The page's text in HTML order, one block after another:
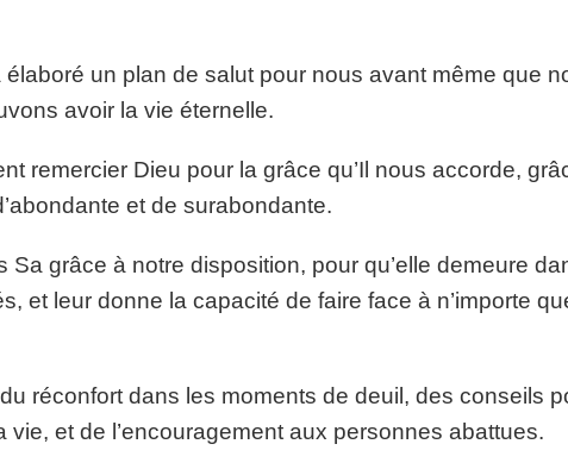
un plan de salut pour nous avant même que
avoir la vie éternelle.
remercier Dieu pour la grâce qu’Il nous accorde,
et de surabondante.
Sa grâce à notre disposition, pour qu’elle demeure
et leur donne la capacité de faire face à n’importe
réconfort dans les moments de deuil, des conseils
et de l’encouragement aux personnes abattues.